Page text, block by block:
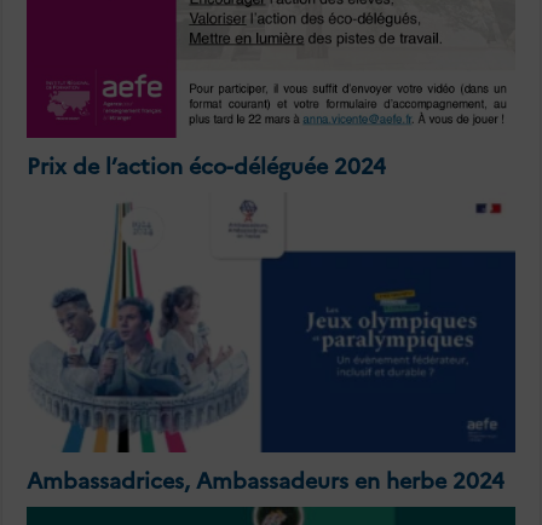
Prix de l’action éco-déléguée 2024
Ambassadrices, Ambassadeurs en herbe 2024